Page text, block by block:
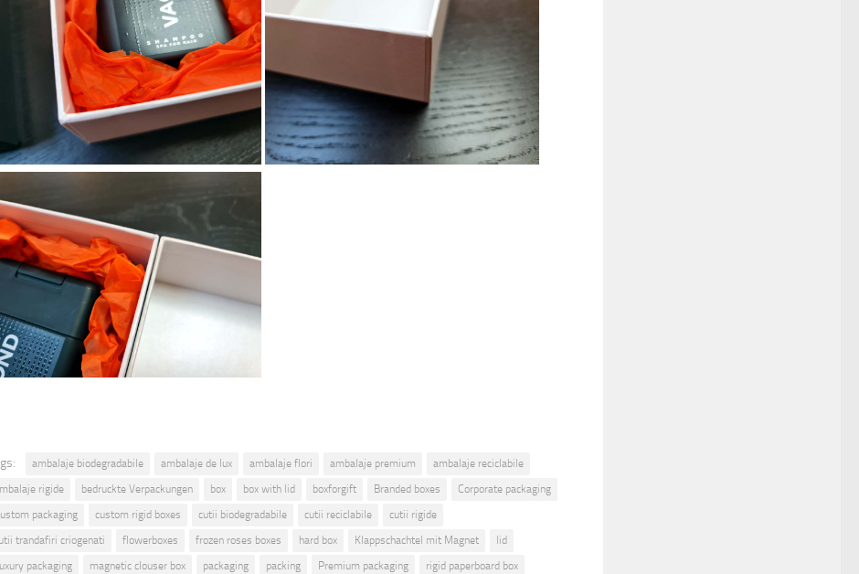
ambalaje biodegradabile ambalaje de lux ambalaje flori ambalaje premium
ambalaje reciclabile
rigide
bedruckte Verpackungen box box with lid boxforgift Branded boxes
Corporate packaging
packaging
custom rigid boxes cutii biodegradabile cutii reciclabile
cutii rigide
trandafiri criogenati
flowerboxes frozen roses boxes hard box Klappschachtel mit Magnet
lid
packaging
magnetic clouser box packaging packing Premium packaging
rigid paperboard box